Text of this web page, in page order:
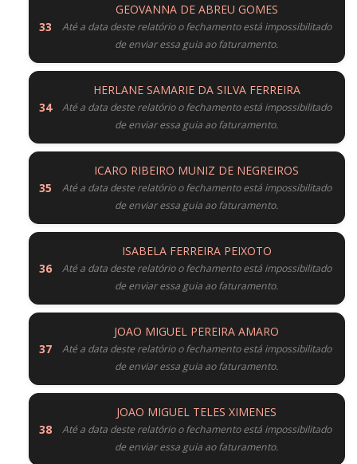
GEOVANNA DE ABREU GOMES
Até a data deste relatório o fechamento está impossibilitado
de enviar essa guia ao faturamento.
HERLANE SAMARIE DA SILVA FERREIRA
Até a data deste relatório o fechamento está impossibilitado
de enviar essa guia ao faturamento.
ICARO RIBEIRO MUNIZ DE NEGREIROS
Até a data deste relatório o fechamento está impossibilitado
de enviar essa guia ao faturamento.
ISABELA FERREIRA PEIXOTO
Até a data deste relatório o fechamento está impossibilitado
de enviar essa guia ao faturamento.
JOAO MIGUEL PEREIRA AMARO
Até a data deste relatório o fechamento está impossibilitado
de enviar essa guia ao faturamento.
JOAO MIGUEL TELES XIMENES
Até a data deste relatório o fechamento está impossibilitado
de enviar essa guia ao faturamento.